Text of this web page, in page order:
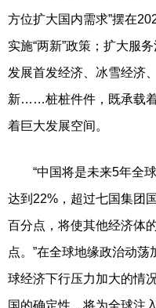
方位扩大国内需求”摆在
实施“两新”政策；扩大服
发展首发经济、冰雪经济
新……桩桩件件，既承载
着巨大发展空间。
“中国将是未来5年全球
达到22%，超过七国集团
百分点，将使其他经济体
点。”在全球地缘政治动
球经济下行压力加大的情
国的确定性，将为全球注